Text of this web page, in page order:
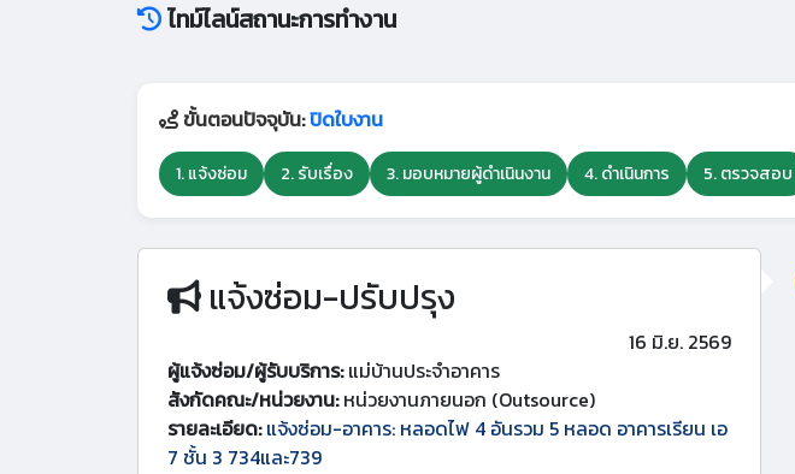
ไทม์ไลน์สถานะการทำงาน
ขั้นตอนปัจจุบัน:ปิดใบงาน
1. แจ้งซ่อม 2. รับเรื่อง 3. มอบหมายผู้ดำเนินงาน 4. ดำเนินการ 5. ตรวจสอบ
แจ้งซ่อม-ปรับปรุง
16 มิ.ย. 2569
ผู้แจ้งซ่อม/ผู้รับบริการ:แม่บ้านประจำอาคาร
สังกัดคณะ/หน่วยงาน:หน่วยงานภายนอก (Outsource)
รายละเอียด: แจ้งซ่อม-อาคาร: หลอดไฟ 4 อันรวม 5 หลอด อาคารเรียน เอ
7 ชั้น 3 734และ739